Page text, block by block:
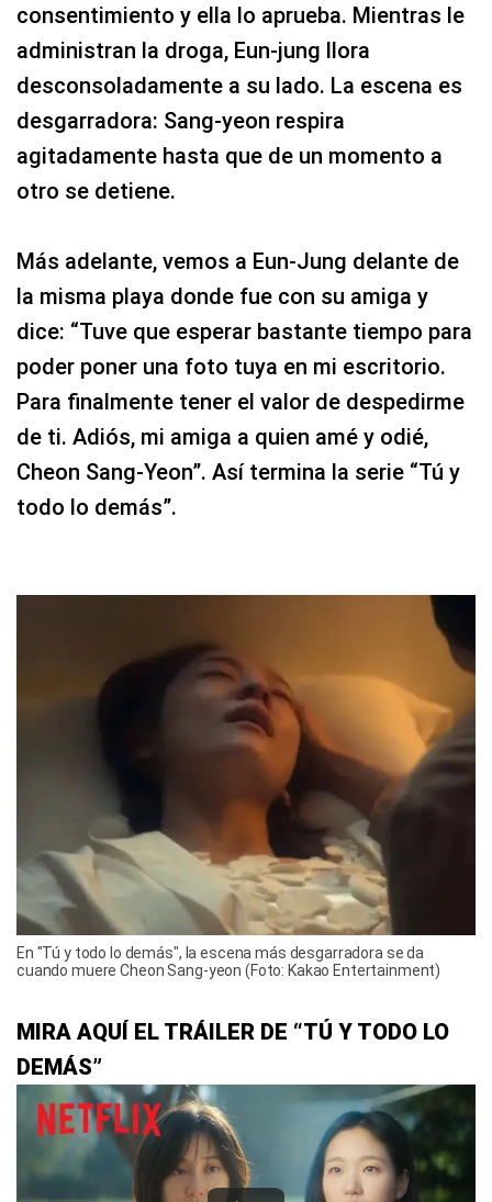
consentimiento y ella lo aprueba. Mientras le
administran la droga, Eun-jung llora
desconsoladamente a su lado. La escena es
desgarradora: Sang-yeon respira
agitadamente hasta que de un momento a
otro se detiene.
Más adelante, vemos a Eun-Jung delante de
la misma playa donde fue con su amiga y
dice: “Tuve que esperar bastante tiempo para
poder poner una foto tuya en mi escritorio.
Para finalmente tener el valor de despedirme
de ti. Adiós, mi amiga a quien amé y odié,
Cheon Sang-Yeon”. Así termina la serie “Tú y
todo lo demás”.
En "Tú y todo lo demás", la escena más desgarradora se da
cuando muere Cheon Sang-yeon (Foto: Kakao Entertainment)
MIRA AQUÍ EL TRÁILER DE “TÚ Y TODO LO
DEMÁS”